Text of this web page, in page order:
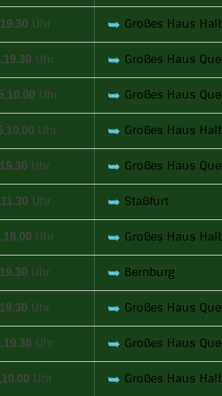
19.30 Uhr ➥ Großes Haus
19.30 Uhr ➥ Großes Haus
10.00 Uhr ➥ Großes Haus
10.00 Uhr ➥ Großes Haus
19.30 Uhr ➥ Großes Haus
11.30 Uhr ➥ Staßfurt
18.00 Uhr ➥ Großes Haus
19.30 Uhr ➥ Bernburg
19.30 Uhr ➥ Großes Haus
19.30 Uhr ➥ Großes Haus
10.00 Uhr ➥ Großes Haus